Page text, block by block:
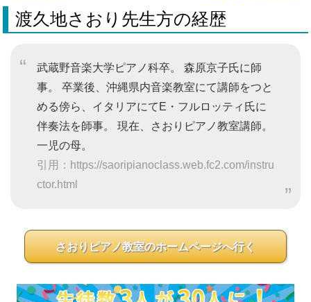
渡久地さおり先生方の経歴
武蔵野音楽大学ピアノ科卒。 森原京子氏に師
事。 卒業後、沖縄県内音楽教室にて講師をつと
める傍ら、イタリアにてE・フルロッティ氏に
伴奏法を師事。 現在、さおりピアノ教室講師。
一児の母。
引用：https://saoripianoclass.web.fc2.com/instru
ctor.html
さおりピアノ教室のホームページへ行く